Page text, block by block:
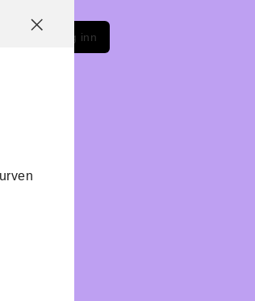
Instagram
Facebook
Logg inn